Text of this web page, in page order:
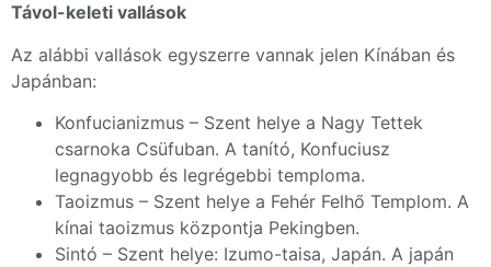
Távol-keleti vallások
Az alábbi vallások egyszerre vannak jelen Kínában és
Japánban:
Konfucianizmus – Szent helye a Nagy Tettek
csarnoka Csüfuban. A tanító, Konfuciusz
legnagyobb és legrégebbi temploma.
Taoizmus – Szent helye a Fehér Felhő Templom. A
kínai taoizmus központja Pekingben.
Sintó – Szent helye: Izumo-taisa, Japán. A japán